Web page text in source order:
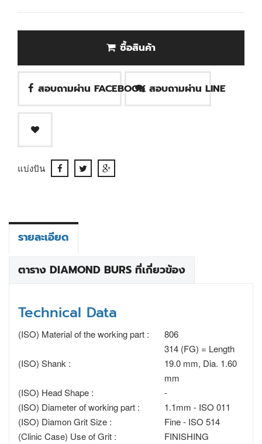
ซื้อสินค้า
สอบถามผ่าน FACEBOOK สอบถามผ่าน LINE
แบ่งปัน
รายละเอียด
ตาราง DIAMOND BURS ที่เกี่ยวข้อง
Technical Data
(ISO) Material of the working part : 806
(ISO) Shank :
314 (FG) = Length
19.0 mm, Dia. 1.60
mm
(ISO) Head Shape :
-
(ISO) Diameter of working part :
1.1mm - ISO 011
(ISO) Diamon Grit Size :
Fine - ISO 514
(Clinic Case) Use of Grit :
FINISHING